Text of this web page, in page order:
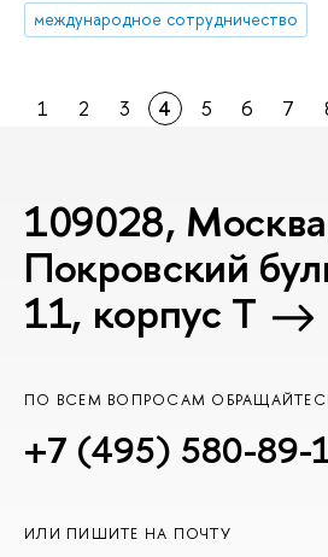
международное сотрудничество
1 2 3 4 5 6 7
109028,
Покровский
11, корпус T
ПО ВСЕМ ВОПРОСАМ
+7 (495) 580-89-
ИЛИ ПИШИТЕ НА ПОЧТУ